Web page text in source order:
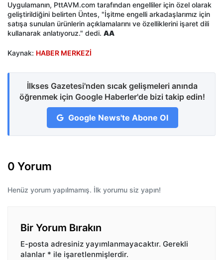
Uygulamanın, PttAVM.com tarafından engelliler için özel olarak
geliştirildiğini belirten Üntes, "İşitme engelli arkadaşlarımız için
satışa sunulan ürünlerin açıklamalarını ve özelliklerini işaret dili
kullanarak anlatıyoruz." dedi. AA
Kaynak: HABER MERKEZİ
İlkses Gazetesi'nden sıcak gelişmeleri anında
öğrenmek için Google Haberler'de bizi takip edin!
Google News'te Abone Ol
0 Yorum
Henüz yorum yapılmamış. İlk yorumu siz yapın!
Bir Yorum Bırakın
E-posta adresiniz yayımlanmayacaktır. Gerekli
alanlar * ile işaretlenmişlerdir.